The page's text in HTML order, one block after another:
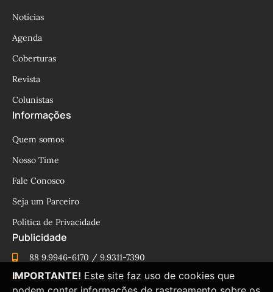
Notícias
Agenda
Coberturas
Revista
Colunistas
Informações
Quem somos
Nosso Time
Fale Conosco
Seja um Parceiro
Política de Privacidade
Publicidade
88 9.9946-6170 / 9.9311-7390
cesinhamacedo@yahoo.com.br
IMPORTANTE! Este site faz uso de cookies que